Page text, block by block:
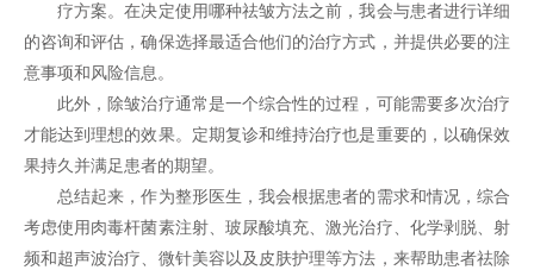
疗方案。在决定使用哪种祛皱方法之前，我会与患者进行详细
的咨询和评估，确保选择最适合他们的治疗方式，并提供必要的注
意事项和风险信息。
此外，除皱治疗通常是一个综合性的过程，可能需要多次治疗
才能达到理想的效果。定期复诊和维持治疗也是重要的，以确保效
果持久并满足患者的期望。
总结起来，作为整形医生，我会根据患者的需求和情况，综合
考虑使用肉毒杆菌素注射、玻尿酸填充、激光治疗、化学剥脱、射
频和超声波治疗、微针美容以及皮肤护理等方法，来帮助患者祛除